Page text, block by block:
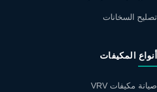
تصليح السخانات
أنواع المكيفات
صيانة مكيفات VRV